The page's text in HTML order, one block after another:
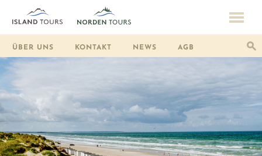
ÜBER UNS KONTAKT NEWS AGB